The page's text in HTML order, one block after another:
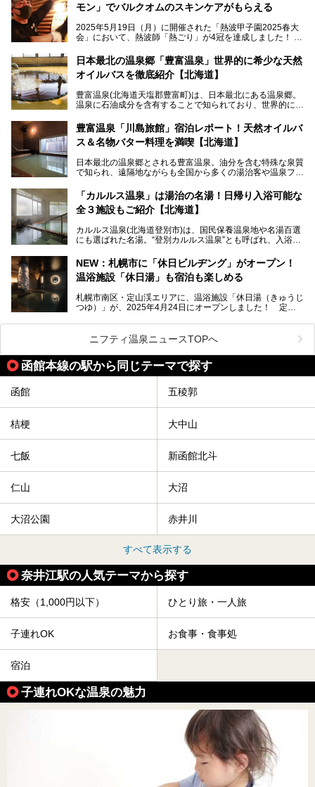
モン」でバルクオムのスキンケアがもらえる
2025年5月19日（月）に開催された「熱波甲子園2025春大
会」において、熱波師「熱ごり」が4冠を達成しました！
動拠点である北海道の銭湯「湯屋・サーモン」にて、メンズ
スキンケアブランド バルクオムの「ONE DAY KIT」を数量
限定でプレゼントいたします。
で、ぜひお試しください。※6月13日配布開始、なくなり次
第終了
───
提供元：株式会社バルクオム【PR】
この記事は株式会社バルクオム商品のPR記事です。
日本最北の温泉郷「豊富温泉」世界的に希少な天然
オイルバスを徹底紹介【北海道】
豊富温泉(北海道天塩郡豊富町)は、日本最北にある温泉郷。
温泉に石油成分を含有することで知られており、世界的にも
に特効があると言われ、遠隔地ながらも全国から湯治・療養
目的で多くの人々が訪れます。
地体験し、独自の視点で豊富温泉の“天然オイルバス”をレポ
ート。温泉地概要や日帰り入浴施設をはじめ、宿泊施設・ア
豊富温泉「川島旅館」宿泊レポート！天然オイルバ
ス＆名物バター料理を満喫【北海道】
日本最北の温泉郷とされる豊富温泉。油分を含む特殊な泉質
で知られ、遠隔地ながらも全国から多くの湯治客や温泉ファ
「川島旅館」は、豊富温泉の開湯当初から営業する老舗旅
館。とりわけ温泉の良さと名物のバター料理に定評があり、
の温泉や料理をはじめ、パブリックスペース・客室など宿の
全貌を徹底的にご紹介します！
「カルルス温泉」は湯治の名湯！日帰り入浴可能な
全３施設もご紹介【北海道】
カルルス温泉(北海道登別市)は、国民保養温泉地や名湯百選
にも選ばれた名湯。“登別カルルス温泉”とも呼ばれ、入浴剤
豊かな登別温泉とは対照的な存在で、今も湯治場的な要素が
残る閑静な温泉地です。
地体験し、カルルス温泉をご紹介。温泉地の概要や泉質解説
をはじめ、日帰り入浴可能な全３施設の紹介・周辺観光・ア
NEW：札幌市に「休日ビルヂング」がオープン！
温浴施設「休日湯」も宿泊も楽しめる
札幌市南区・定山渓エリアに、温浴施設「休日湯（きゅうじ
つゆ）」が、2025年4月24日にオープンしました！ 定山
この施設は、温泉・サウナの「休日湯」・ラウンジの「THE
LOUNGE DAYOF」・グルメ「休日洋麺店」・ホテル「エク
スクラメーションホテル」で構成された、まさに大人の癒し
空間。
今回は、そんな「休日ビルヂング」の魅力を5つのポイント
ニフティ温泉ニュースTOPへ
函館本線の駅から同じテーマで探す
函館 五稜郭
桔梗 大中山
七飯 新函館北斗
仁山 大沼
大沼公園 赤井川
すべて表示する
奈井江駅の人気テーマから探す
格安（1,000円以下） ひとり旅・一人旅
子連れOK お食事・食事処
宿泊
子連れOKな温泉の魅力